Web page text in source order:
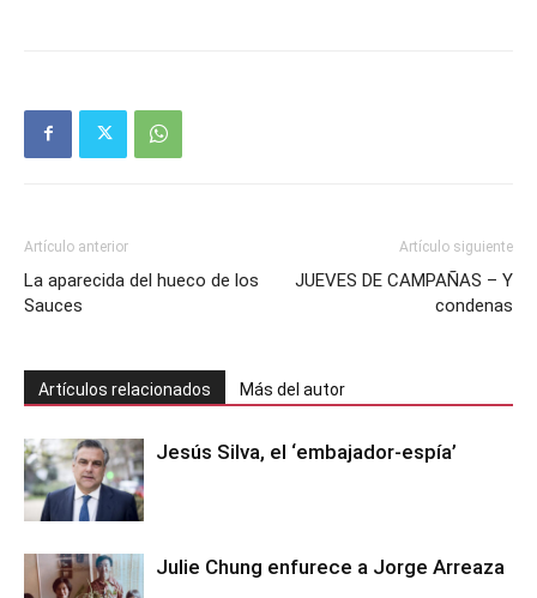
Artículo anterior
La aparecida del hueco de los
Sauces
Artículo siguiente
JUEVES DE CAMPAÑAS – Y
condenas
Artículos relacionados Más del autor
Jesús Silva, el ‘embajador-espía’
Julie Chung enfurece a Jorge Arreaza